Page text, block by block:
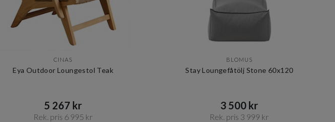
CINAS
Eya Outdoor Loungestol Teak
5 267 kr​​
Rek. pris 6 995 kr​​
BLOMUS
Stay Loungefåtölj Stone 60x120
3 500 kr​​
Rek. pris 3 999 kr​​